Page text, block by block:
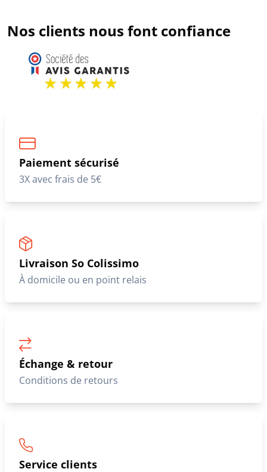
Nos clients nous font confiance
Paiement sécurisé
3X avec frais de 5€
Livraison So Colissimo
À domicile ou en point relais
Échange & retour
Conditions de retours
Service clients